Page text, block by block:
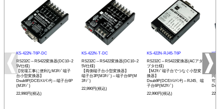
KS-422N-T6P-DC
RS232C⇔RS422変換器(DC10~2
5V仕様)
【現場工事に便利なM3ﾈｼﾞ端子
台小型変換器】
Dsub9P(DCE/ﾒｽ/ｲﾝﾁ)⇔端子台6P
(M3ﾈｼﾞ)
22,990円(税込)
KS-422N-T-DC
RS232C⇔RS422変換器(DC10~2
5V仕様)
【両側端子台小型変換器】
端子台3P(M3ﾈｼﾞ)⇔端子台6P(M
3ﾈｼﾞ)
22,990円(税込)
KS-422N-RJ45-T6P
RS232C⇔RS422変換器(ACアダ
プタ仕様)
【M2ﾈｼﾞ端子台でつなぐ小型変
換器】
Dsub9P(DCE/ﾒｽ/ｲﾝﾁ)⇔RJ45、端
子台6P(M2ﾈｼﾞ)
22,990円(税込)
KS-
プ
同
可